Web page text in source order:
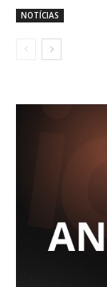
NOTÍCIAS